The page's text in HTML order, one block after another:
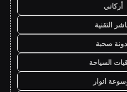
أركاني
التقنية
صحبة
السياحة
انوار